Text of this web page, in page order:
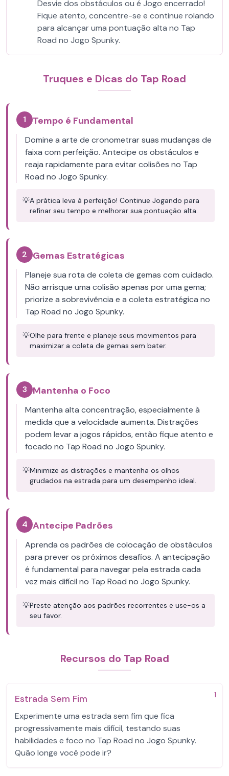
Desvie dos obstáculos ou é Jogo encerrado!
Fique atento, concentre-se e continue rolando
para alcançar uma pontuação alta no Tap
Road no Jogo Spunky.
Truques e Dicas do Tap Road
1 Tempo é Fundamental
Domine a arte de cronometrar suas mudanças de
faixa com perfeição. Antecipe os obstáculos e
reaja rapidamente para evitar colisões no Tap
Road no Jogo Spunky.
💡A prática leva à perfeição! Continue Jogando para
refinar seu tempo e melhorar sua pontuação alta.
2 Gemas Estratégicas
Planeje sua rota de coleta de gemas com cuidado.
Não arrisque uma colisão apenas por uma gema;
priorize a sobrevivência e a coleta estratégica no
Tap Road no Jogo Spunky.
💡Olhe para frente e planeje seus movimentos para
maximizar a coleta de gemas sem bater.
3 Mantenha o Foco
Mantenha alta concentração, especialmente à
medida que a velocidade aumenta. Distrações
podem levar a jogos rápidos, então fique atento e
focado no Tap Road no Jogo Spunky.
💡Minimize as distrações e mantenha os olhos
grudados na estrada para um desempenho ideal.
4 Antecipe Padrões
Aprenda os padrões de colocação de obstáculos
para prever os próximos desafios. A antecipação
é fundamental para navegar pela estrada cada
vez mais difícil no Tap Road no Jogo Spunky.
💡Preste atenção aos padrões recorrentes e use-os a
seu favor.
Recursos do Tap Road
1
Estrada Sem Fim
Experimente uma estrada sem fim que fica
progressivamente mais difícil, testando suas
habilidades e foco no Tap Road no Jogo Spunky.
Quão longe você pode ir?